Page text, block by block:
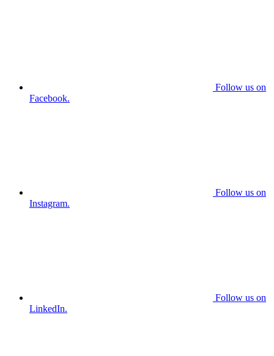
Follow us on
Facebook.
Follow us on
Instagram.
Follow us on
LinkedIn.